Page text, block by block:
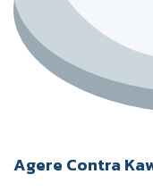
Agere Contra